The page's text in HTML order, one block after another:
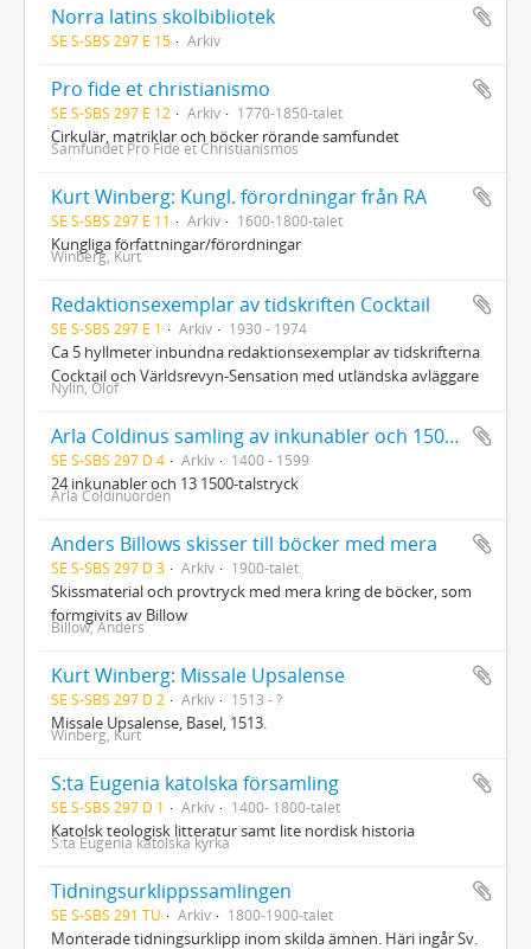
Norra latins skolbibliotek
SE S-SBS 297 E 15 Arkiv
Pro fide et christianismo
SE S-SBS 297 E 12 Arkiv 1770-1850-talet
Cirkulär, matriklar och böcker rörande samfundet
Samfundet Pro Fide et Christianismos
Kurt Winberg: Kungl. förordningar från RA
SE S-SBS 297 E 11 Arkiv 1600-1800-talet
Kungliga författningar/förordningar
Winberg, Kurt
Redaktionsexemplar av tidskriften Cocktail
SE S-SBS 297 E 1 Arkiv 1930 - 1974
Ca 5 hyllmeter inbundna redaktionsexemplar av tidskrifterna
Cocktail och Världsrevyn-Sensation med utländska avläggare
Nylin, Olof
Arla Coldinus samling av inkunabler och 1500-talstryck
SE S-SBS 297 D 4 Arkiv 1400 - 1599
24 inkunabler och 13 1500-talstryck
Arla Coldinuorden
Anders Billows skisser till böcker med mera
SE S-SBS 297 D 3 Arkiv 1900-talet
Skissmaterial och provtryck med mera kring de böcker, som
formgivits av Billow
Billow, Anders
Kurt Winberg: Missale Upsalense
SE S-SBS 297 D 2 Arkiv 1513 - ?
Missale Upsalense, Basel, 1513.
Winberg, Kurt
S:ta Eugenia katolska församling
SE S-SBS 297 D 1 Arkiv 1400- 1800-talet
Katolsk teologisk litteratur samt lite nordisk historia
S:ta Eugenia katolska kyrka
Tidningsurklippssamlingen
SE S-SBS 291 TU Arkiv 1800-1900-talet
Monterade tidningsurklipp inom skilda ämnen. Häri ingår Sv.